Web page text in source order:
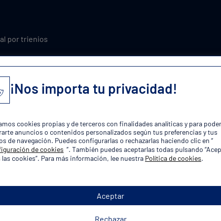
por trienios
y asuntos propios
de Oposiciones Policía
¡Nos importa tu privacidad!
cookies propias y de terceros con finalidades analíticas y para poder
anuncios o contenidos personalizados según tus preferencias y tus
de navegación. Puedes configurarlas o rechazarlas haciendo clic en “
de cookies ”. También puedes aceptarlas todas pulsando
cookies”. Para más información, lee nuestra Política de cookies.
Aceptar
Rechazar